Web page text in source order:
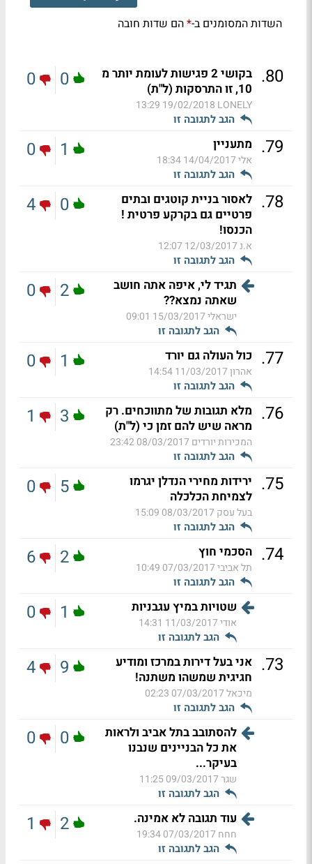
השדות המסומנים ב-*הם שדות חובה
80
.
בקושי 2 פגישות לעומת יותר מ
10, זו התרסקות (ל"ת)
LONELY
19/02/2018 13:29
הגב לתגובה זו
0
0
79
. מתעניין
אלי14/04/2017 18:34
הגב לתגובה זו
1
0
78
. לאסור בניית קוטגים ובתים
פרטיים גם בקרקע פרטית !
הכנסו!
א.נ12/03/2017 12:07
הגב לתגובה זו
0
4
תגיד לי, איפה אתה חושב
שאתה נמצא??
ישראלי15/03/2017 09:01
הגב לתגובה זו
2
0
77
. כול העולה גם יורד
אהרון11/03/2017 14:54
הגב לתגובה זו
1
0
76
. מלא תגובות של מתווכחים. רק
מראה שיש להם זמן כי (ל"ת)
המכירות יורדים 08/03/2017 23:42
הגב לתגובה זו
3
1
75
.
ירידות מחירי הנדלן יגרמו
לצמיחת הכלכלה
בעל עסק 08/03/2017 15:09
הגב לתגובה זו
5
0
74
. הסכמי חוץ
תל אביבי07/03/2017 10:49
הגב לתגובה זו
2
6
שטויות במיץ עגבניות
אודי11/03/2017 14:31
הגב לתגובה זו
1
0
73
. אני בעל דירות במרכז ומודיע
חגיגית שמשהו משתנה!
מיכאל07/03/2017 02:23
הגב לתגובה זו
9
4
להסתובב בתל אביב ולראות
את כל הבניינים שנבנו
בעיקר...
שגר09/03/2017 11:25
הגב לתגובה זו
0
0
עוד תגובה לא אמינה.
חחח 07/03/2017 19:34
הגב לתגובה זו
2
1